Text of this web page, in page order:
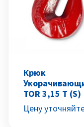
Крюк
TOR 3,15 Т (S)
Цену